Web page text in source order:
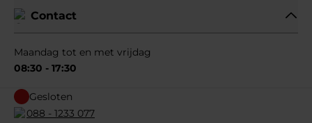
Contact
Maandag tot en met vrijdag
08:30 - 17:30
Gesloten
088 - 1233 077